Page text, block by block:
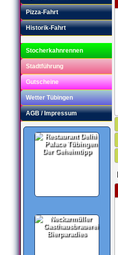
Pizza-Fahrt
Historik-Fahrt
Stocherkahnrennen
Stadtführung
Gutscheine
Wetter Tübingen
AGB / Impressum
Der Geheimtipp
Bierparadies